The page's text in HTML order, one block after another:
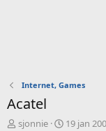
Internet, Games
Acatel
O
sjonnie
S19 jan